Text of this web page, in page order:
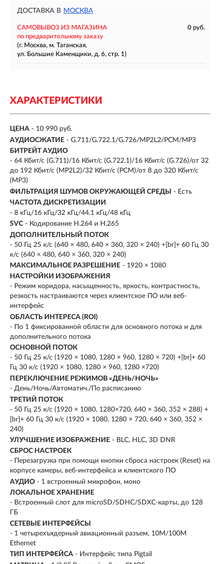
ДОСТАВКА В МОСКВА
САМОВЫВОЗ ИЗ МАГАЗИНА
0 руб.
по предварительному заказу
(г. Москва, м. Таганская,
ул. Большие Каменщики, д. 6, стр. 1)
ХАРАКТЕРИСТИКИ
ЦЕНА - 10 990 руб.
АУДИОСЖАТИЕ - G.711/G.722.1/G.726/MP2L2/PCM/MP3
БИТРЕЙТ АУДИО
- 64 Кбит/с (G.711)/16 Кбит/с (G.722.1)/16 Кбит/с (G.726)/от 32
до 192 Кбит/с (MP2L2)/32 Кбит/с (PCM)/от 8 до 320 Кбит/с
(MP3)
ФИЛЬТРАЦИЯ ШУМОВ ОКРУЖАЮЩЕЙ СРЕДЫ
- Есть
ЧАСТОТА ДИСКРЕТИЗАЦИИ
- 8 кГц/16 кГц/32 кГц/44.1 кГц/48 кГц
SVC - Кодирование H.264 и H.265
ДОПОЛНИТЕЛЬНЫЙ ПОТОК
- 50 Гц 25 к/с (640 × 480, 640 × 360, 320 × 240) +[br]+ 60 Гц 30
к/с (640 × 480, 640 × 360, 320 × 240)
МАКСИМАЛЬНОЕ РАЗРЕШЕНИЕ - 1920 × 1080
НАСТРОЙКИ ИЗОБРАЖЕНИЯ
- Режим коридора, насыщенность, яркость, контрастность,
резкость настраиваются через клиентское ПО или веб-
интерфейс
ОБЛАСТЬ ИНТЕРЕСА (ROI)
- По 1 фиксированной области для основного потока и для
дополнительного потока
ОСНОВНОЙ ПОТОК
- 50 Гц 25 к/с (1920 × 1080, 1280 × 960, 1280 × 720) +[br]+ 60
Гц 30 к/с (1920 × 1080, 1280 × 960, 1280 ×720)
ПЕРЕКЛЮЧЕНИЕ РЕЖИМОВ «ДЕНЬ/НОЧЬ»
- День/Ночь/Автоматич./По расписанию
ТРЕТИЙ ПОТОК
- 50 Гц 25 к/с (1920 × 1080, 1280×720, 640 × 360, 352 × 288) +
[br]+ 60 Гц 30 к/с (1920 × 1080, 1280 × 720, 640 × 360, 352 ×
240)
УЛУЧШЕНИЕ ИЗОБРАЖЕНИЕ - BLC, HLC, 3D DNR
СБРОС НАСТРОЕК
- Перезагрузка при помощи кнопки сброса настроек (Reset) на
корпусе камеры, веб-интерфейса и клиентского ПО
АУДИО - 1 встроенный микрофон, моно
ЛОКАЛЬНОЕ ХРАНЕНИЕ
- Встроенный слот для microSD/SDHC/SDXC-карты, до 128
ГБ
СЕТЕВЫЕ ИНТЕРФЕЙСЫ
- 1 четырехъядерный авиационный разъем, 10M/100M
Ethernet
ТИП ИНТЕРФЕЙСА - Интерфейс типа Pigtail